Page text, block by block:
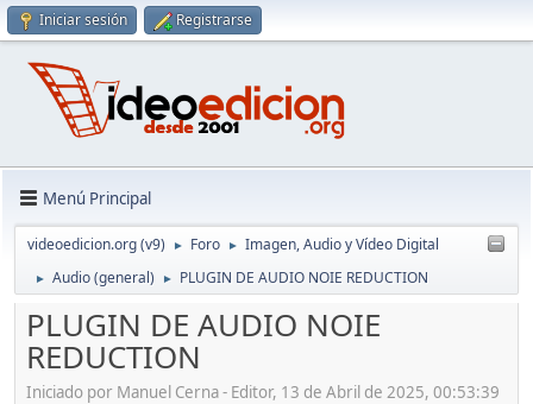
Iniciar sesión Registrarse
Menú Principal
videoedicion.org (v9) ► Foro ► Imagen, Audio y Vídeo Digital
► Audio (general) ► PLUGIN DE AUDIO NOIE REDUCTION
PLUGIN DE AUDIO NOIE
REDUCTION
Iniciado por Manuel Cerna - Editor, 13 de Abril de 2025, 00:53:39